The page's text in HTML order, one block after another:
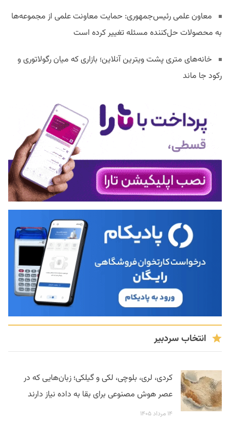
معاون علمی رئیس‌جمهوری: حمایت معاونت علمی از مجموعه‌ها
به محصولات حل‌کننده مسئله تغییر کرده است
خانه‌های متری پشت ویترین آنلاین؛ بازاری که میان رگولاتوری و
رکود جا ماند
انتخاب سردبیر
کردی، لری، بلوچی، لکی و گیلکی؛ زبان‌هایی که در
عصر هوش مصنوعی برای بقا به داده نیاز دارند
۱۴ مرداد ۱۴۰۵